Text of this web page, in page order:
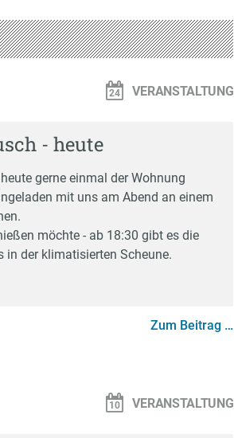
VERANSTALTUNG
- heute
gerne einmal der Wohnung
mit uns am Abend an einem
möchte - ab 18:30 gibt es die
in der klimatisierten Scheune.
Zum Beitrag …
VERANSTALTUNG